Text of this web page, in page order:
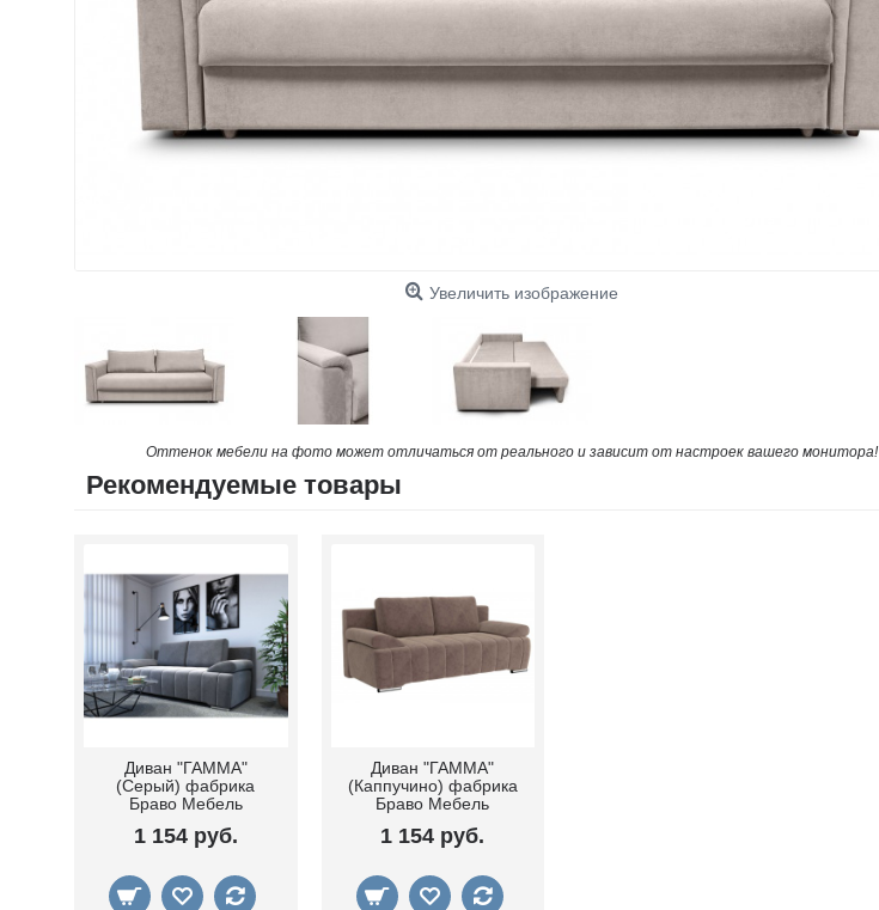
Увеличить изображение
Оттенок мебели на фото может отличаться от реального и зависит от настроек вашего монитора!
Рекомендуемые товары
Диван "ГАММА"
(Серый) фабрика
Браво Мебель
1 154 руб.
Диван "ГАММА"
(Каппучино) фабрика
Браво Мебель
1 154 руб.